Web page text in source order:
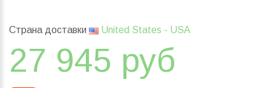
Страна доставки United States - USA
27 945 руб